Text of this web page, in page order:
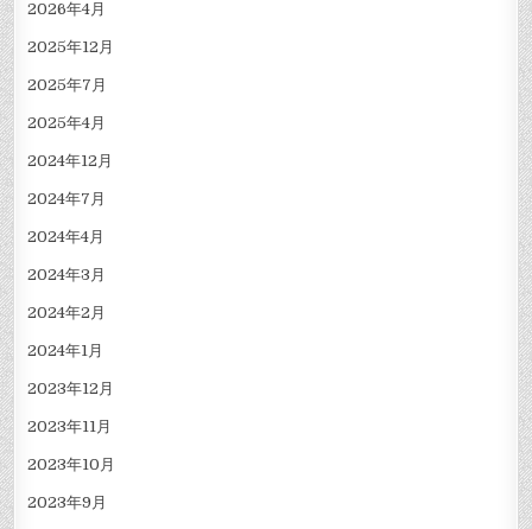
2026年4月
2025年12月
2025年7月
2025年4月
2024年12月
2024年7月
2024年4月
2024年3月
2024年2月
2024年1月
2023年12月
2023年11月
2023年10月
2023年9月